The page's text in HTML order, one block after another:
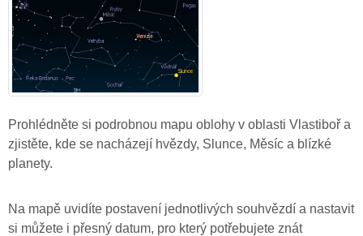
Prohlédněte si podrobnou mapu oblohy v oblasti Vlastiboř a
zjistěte, kde se nacházejí hvězdy, Slunce, Měsíc a blízké
planety.
Na mapě uvidíte postavení jednotlivých souhvězdí a nastavit
si můžete i přesný datum, pro který potřebujete znát